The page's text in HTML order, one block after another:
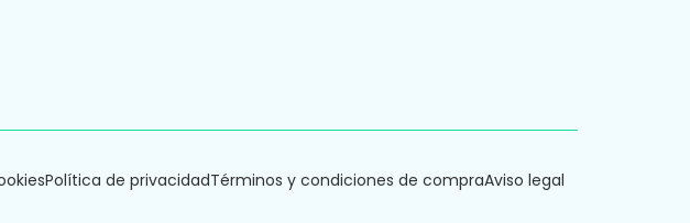
Política de privacidadTérminos y condiciones de compraAviso legal